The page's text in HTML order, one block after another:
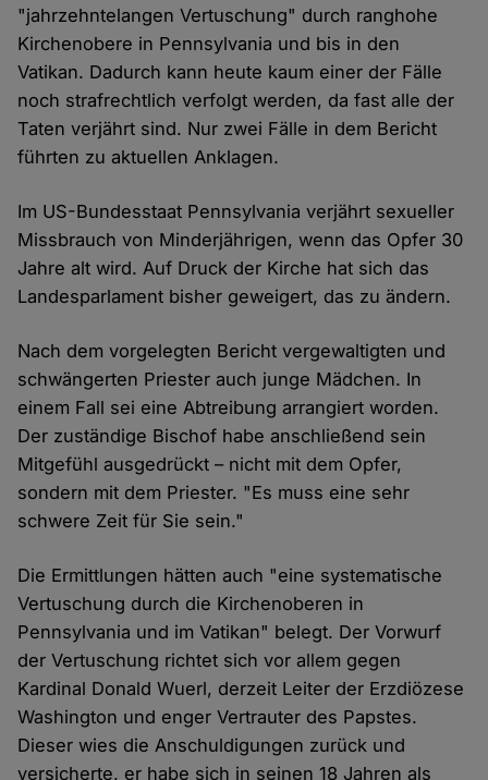
"jahrzehntelangen Vertuschung" durch ranghohe
Kirchenobere in Pennsylvania und bis in den
Vatikan. Dadurch kann heute kaum einer der Fälle
noch strafrechtlich verfolgt werden, da fast alle der
Taten verjährt sind. Nur zwei Fälle in dem Bericht
führten zu aktuellen Anklagen.
Im US-Bundesstaat Pennsylvania verjährt sexueller
Missbrauch von Minderjährigen, wenn das Opfer 30
Jahre alt wird. Auf Druck der Kirche hat sich das
Landesparlament bisher geweigert, das zu ändern.
Nach dem vorgelegten Bericht vergewaltigten und
schwängerten Priester auch junge Mädchen. In
einem Fall sei eine Abtreibung arrangiert worden.
Der zuständige Bischof habe anschließend sein
Mitgefühl ausgedrückt – nicht mit dem Opfer,
sondern mit dem Priester. "Es muss eine sehr
schwere Zeit für Sie sein."
Die Ermittlungen hätten auch "eine systematische
Vertuschung durch die Kirchenoberen in
Pennsylvania und im Vatikan" belegt. Der Vorwurf
der Vertuschung richtet sich vor allem gegen
Kardinal Donald Wuerl, derzeit Leiter der Erzdiözese
Washington und enger Vertrauter des Papstes.
Dieser wies die Anschuldigungen zurück und
versicherte, er habe sich in seinen 18 Jahren als